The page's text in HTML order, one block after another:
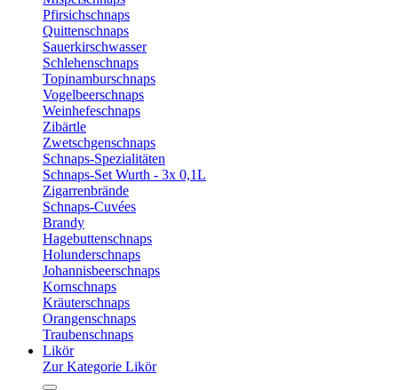
Pfirsichschnaps
Quittenschnaps
Sauerkirschwasser
Schlehenschnaps
Topinamburschnaps
Vogelbeerschnaps
Weinhefeschnaps
Zibärtle
Zwetschgenschnaps
Schnaps-Spezialitäten
Schnaps-Set Wurth - 3x 0,1L
Zigarrenbrände
Schnaps-Cuvées
Brandy
Hagebuttenschnaps
Holunderschnaps
Johannisbeerschnaps
Kornschnaps
Kräuterschnaps
Orangenschnaps
Traubenschnaps
Likör
Zur Kategorie Likör